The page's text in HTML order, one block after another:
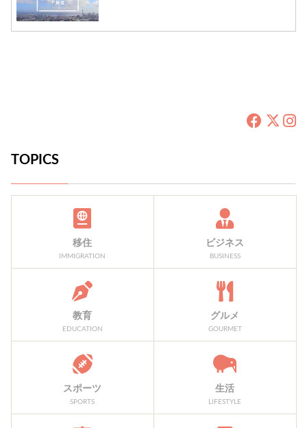
TOPICS
移住
IMMIGRATION
ビジネス
BUSINESS
教育
EDUCATION
グルメ
GOURMET
スポーツ
SPORTS
生活
LIFESTYLE